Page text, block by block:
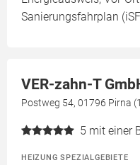
Sanierungsfahrplan
VER-zahn-T
Postweg 54, 01796 Pirna
5 mit einer
HEIZUNG SPEZIALGEBIETE